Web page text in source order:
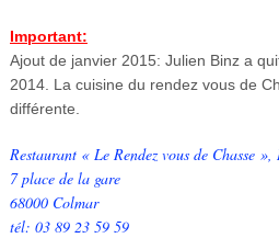
Important:
Ajout de janvier 2015: Julien Binz a
2014. La cuisine du rendez vous de
différente.
Restaurant « Le Rendez vous de Chasse
7 place de la gare
68000 Colmar
tél: 03 89 23 59 59